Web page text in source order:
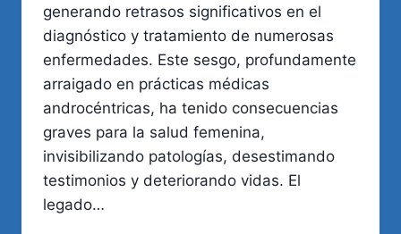
generando retrasos significativos en el
diagnóstico y tratamiento de numerosas
enfermedades. Este sesgo, profundamente
arraigado en prácticas médicas
androcéntricas, ha tenido consecuencias
graves para la salud femenina,
invisibilizando patologías, desestimando
testimonios y deteriorando vidas. El
legado…